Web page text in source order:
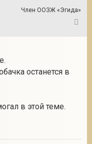
Член ООЗЖ «Эгида»
останется в
в этой теме.